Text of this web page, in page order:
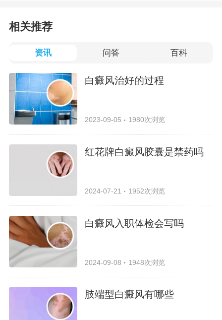
相关推荐
资讯 问答 百科
白癜风治好的过程
2023-09-05 1980次浏览
红花牌白癜风胶囊是禁药吗
2024-07-21 1952次浏览
白癜风入职体检会写吗
2024-09-08 1948次浏览
肢端型白癜风有哪些